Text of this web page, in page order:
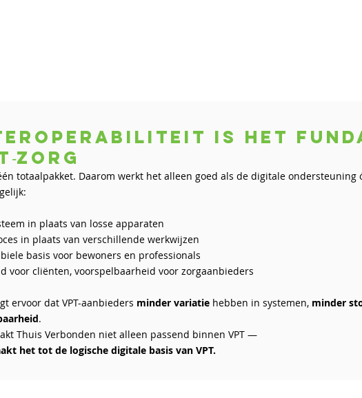
is het
totaalpakket. Daarom werkt het alleen goed als de digitale
in plaats van losse apparaten
in plaats van verschillende werkwijzen
basis voor bewoners en professionals
voor cliënten, voorspelbaarheid voor zorgaanbieders
ervoor dat VPT-aanbieders minder variatie hebben in systemen, minder
.
Thuis Verbonden niet alleen passend binnen VPT —
het tot de logische digitale basis van VPT.